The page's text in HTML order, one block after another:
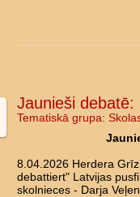
Jaunieši debatē:
Tematiskā grupa:
8.04.2026 Herdera
debattiert" Latvijas
skolnieces - Darja